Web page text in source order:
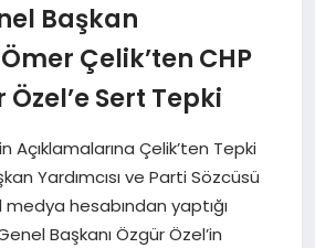
Başkan
Çelik’ten CHP
Sert Tepki
Açıklamalarına Çelik’ten Tepki
Yardımcısı ve Parti Sözcüsü
hesabından yaptığı
Başkanı Özgür Özel’in